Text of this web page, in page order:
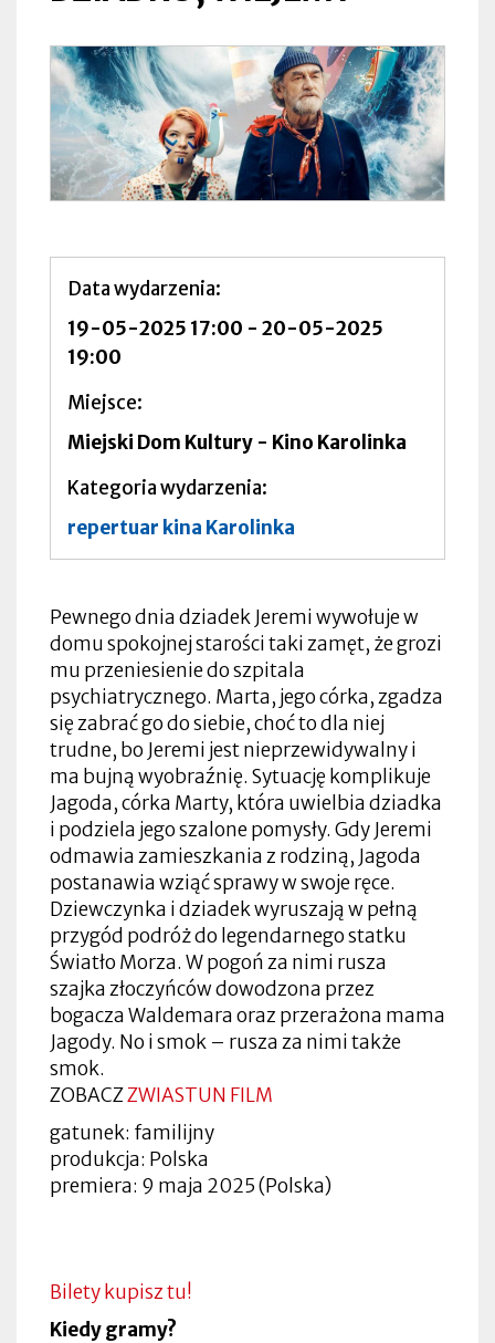
Data wydarzenia
19-05-2025 17:00 - 20-05-2025
19:00
Miejsce
Miejski Dom Kultury - Kino Karolinka
Kategoria wydarzenia
repertuar kina Karolinka
Pewnego dnia dziadek Jeremi wywołuje w
domu spokojnej starości taki zamęt, że grozi
mu przeniesienie do szpitala
psychiatrycznego. Marta, jego córka, zgadza
się zabrać go do siebie, choć to dla niej
trudne, bo Jeremi jest nieprzewidywalny i
ma bujną wyobraźnię. Sytuację komplikuje
Jagoda, córka Marty, która uwielbia dziadka
i podziela jego szalone pomysły. Gdy Jeremi
odmawia zamieszkania z rodziną, Jagoda
postanawia wziąć sprawy w swoje ręce.
Dziewczynka i dziadek wyruszają w pełną
przygód podróż do legendarnego statku
Światło Morza. W pogoń za nimi rusza
szajka złoczyńców dowodzona przez
bogacza Waldemara oraz przerażona mama
Jagody. No i smok – rusza za nimi także
smok.
ZOBACZZWIASTUN FILM
gatunek: familijny
produkcja: Polska
premiera: 9 maja 2025 (Polska)
Bilety kupisz tu!
Kiedy gramy?